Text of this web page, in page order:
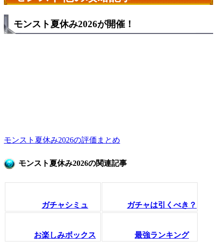
モンスト夏休み2026が開催！
モンスト夏休み2026の評価まとめ
モンスト夏休み2026の関連記事
ガチャシミュ ガチャは引くべき？
お楽しみボックス 最強ランキング